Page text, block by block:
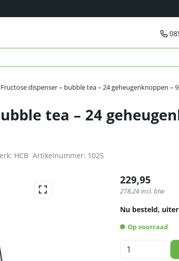
Fructose dispenser – bubble tea – 24 geheugenknoppen –
tea – 24
HCB Artikelnummer: 1025
229,95
278,24incl. btw
Nu besteld,
Op voorraad
HCB
Fructose